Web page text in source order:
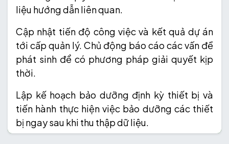
liệu hướng dẫn liên quan.
Cập nhật tiến độ công việc và kết quả dự án
tới cấp quản lý. Chủ động báo cáo các vấn đề
phát sinh để có phương pháp giải quyết kịp
thời.
Lập kế hoạch bảo dưỡng định kỳ thiết bị và
tiến hành thực hiện việc bảo dưỡng các thiết
bị ngay sau khi thu thập dữ liệu.